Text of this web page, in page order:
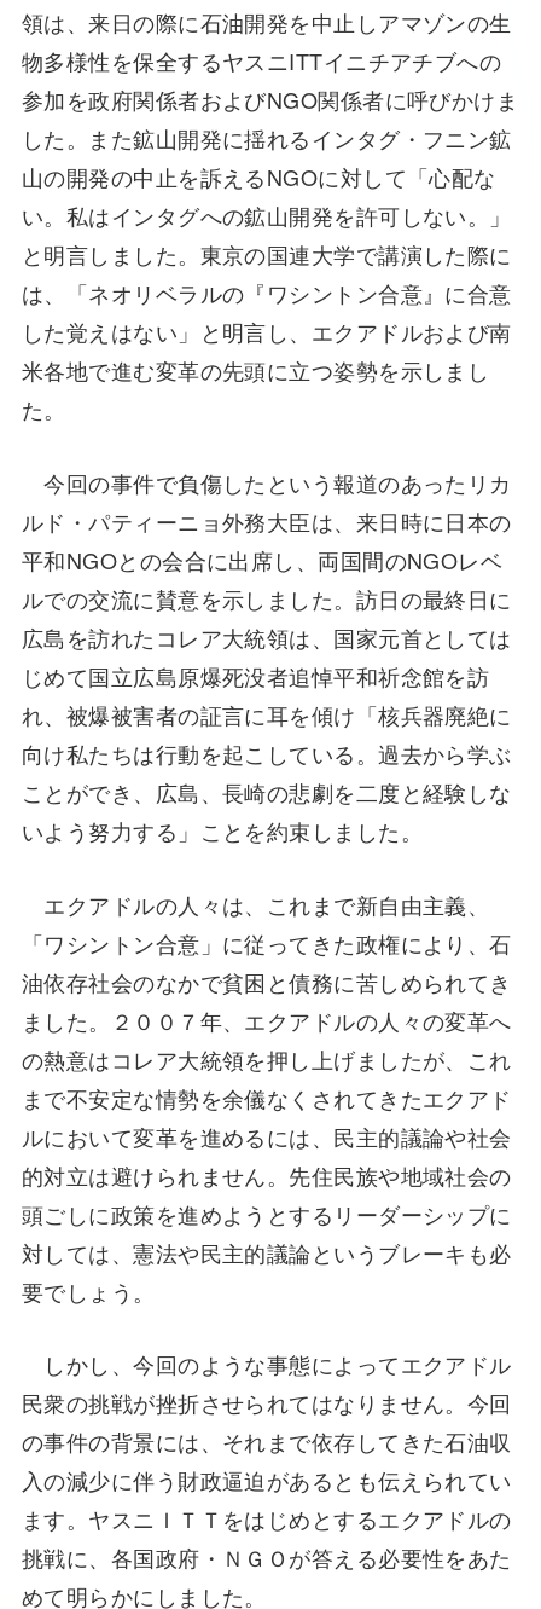
領は、来日の際に石油開発を中止しアマゾンの生
物多様性を保全するヤスニITTイニチアチブへの
参加を政府関係者およびNGO関係者に呼びかけま
した。また鉱山開発に揺れるインタグ・フニン鉱
山の開発の中止を訴えるNGOに対して「心配な
い。私はインタグへの鉱山開発を許可しない。」
と明言しました。東京の国連大学で講演した際に
は、「ネオリベラルの『ワシントン合意』に合意
した覚えはない」と明言し、エクアドルおよび南
米各地で進む変革の先頭に立つ姿勢を示しまし
た。
今回の事件で負傷したという報道のあったリカ
ルド・パティーニョ外務大臣は、来日時に日本の
平和NGOとの会合に出席し、両国間のNGOレベ
ルでの交流に賛意を示しました。訪日の最終日に
広島を訪れたコレア大統領は、国家元首としては
じめて国立広島原爆死没者追悼平和祈念館を訪
れ、被爆被害者の証言に耳を傾け「核兵器廃絶に
向け私たちは行動を起こしている。過去から学ぶ
ことができ、広島、長崎の悲劇を二度と経験しな
いよう努力する」ことを約束しました。
エクアドルの人々は、これまで新自由主義、
「ワシントン合意」に従ってきた政権により、石
油依存社会のなかで貧困と債務に苦しめられてき
ました。２００７年、エクアドルの人々の変革へ
の熱意はコレア大統領を押し上げましたが、これ
まで不安定な情勢を余儀なくされてきたエクアド
ルにおいて変革を進めるには、民主的議論や社会
的対立は避けられません。先住民族や地域社会の
頭ごしに政策を進めようとするリーダーシップに
対しては、憲法や民主的議論というブレーキも必
要でしょう。
しかし、今回のような事態によってエクアドル
民衆の挑戦が挫折させられてはなりません。今回
の事件の背景には、それまで依存してきた石油収
入の減少に伴う財政逼迫があるとも伝えられてい
ます。ヤスニＩＴＴをはじめとするエクアドルの
挑戦に、各国政府・ＮＧＯが答える必要性をあた
めて明らかにしました。